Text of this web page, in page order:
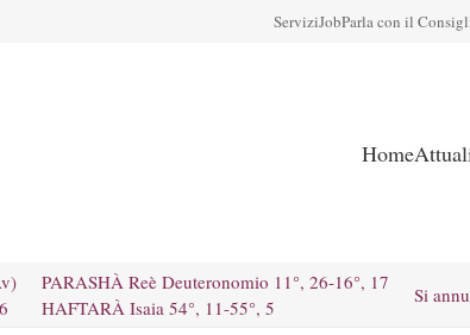
ServiziJobParla con il
Home
PARASHÀ Reè Deuteronomio 11°, 26-16°, 17
HAFTARÀ Isaia 54°, 11-55°, 5
Si